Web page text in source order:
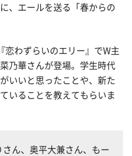
、エールを送る「春からの
恋わずらいのエリー』でW主
乃華さんが登場。学生時代
いいと思ったことや、新た
いることを教えてもらいま
ん、奥平大兼さん、もー